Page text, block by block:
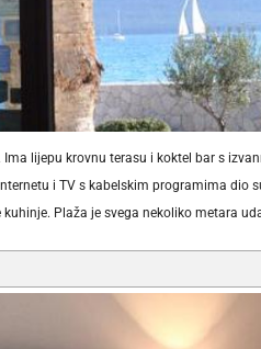
lijepu krovnu terasu i koktel bar s
i TV s kabelskim programima dio
Plaža je svega nekoliko metara